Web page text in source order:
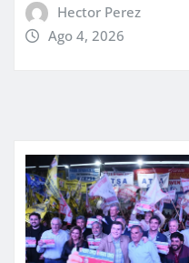
Hector Perez
Ago 4, 2026